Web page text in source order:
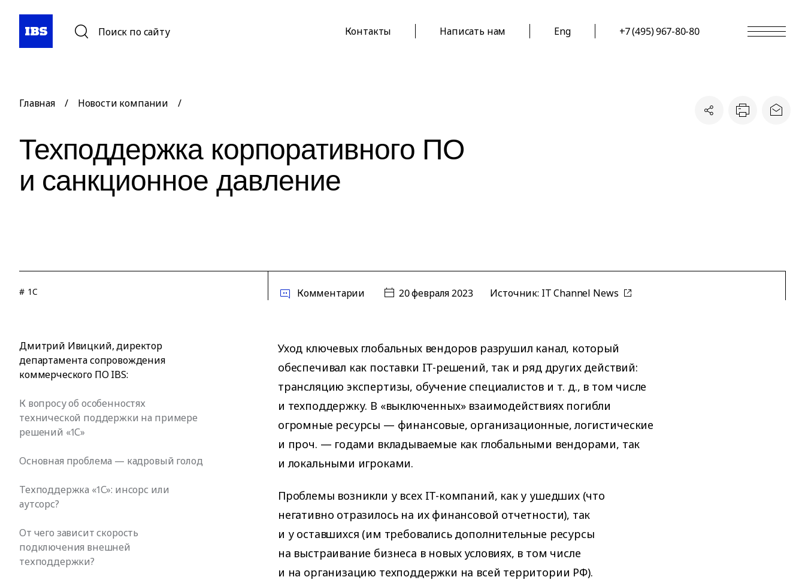
Поиск по сайту Контакты Написать нам Eng +7 (495) 967-80-80
Главная / Новости компании /
Техподдержка корпоративного ПО
и санкционное давление
# 1C Комментарии 20 февраля 2023 Источник: IT Channel News
Дмитрий Ивицкий, директор
департамента сопровождения
коммерческого ПО IBS:
К вопросу об особенностях
технической поддержки на примере
решений «1С»
Основная проблема — кадровый голод
Техподдержка «1С»: инсорс или
аутсорс?
От чего зависит скорость
подключения внешней
техподдержки?
Уход ключевых глобальных вендоров разрушил канал, который
обеспечивал как поставки IT-решений, так и ряд других действий:
трансляцию экспертизы, обучение специалистов и т. д., в том числе
и техподдержку. В «выключенных» взаимодействиях погибли
огромные ресурсы — финансовые, организационные, логистические
и проч. — годами вкладываемые как глобальными вендорами, так
и локальными игроками.
Проблемы возникли у всех IT-компаний, как у ушедших (что
негативно отразилось на их финансовой отчетности), так
и у оставшихся (им требовались дополнительные ресурсы
на выстраивание бизнеса в новых условиях, в том числе
и на организацию техподдержки на всей территории РФ).